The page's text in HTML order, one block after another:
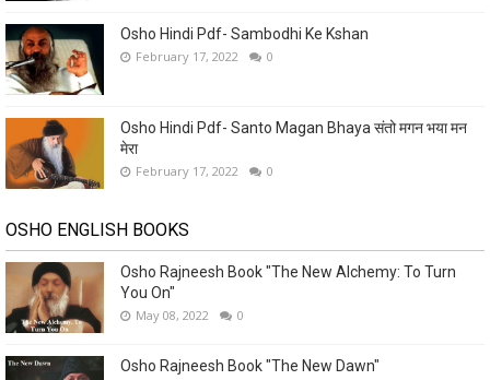
Osho Hindi Pdf- Sambodhi Ke Kshan
February 17, 2022 0
Osho Hindi Pdf- Santo Magan Bhaya संतो मगन भया मन
मेरा
February 17, 2022 0
OSHO ENGLISH BOOKS
Osho Rajneesh Book "The New Alchemy: To Turn
You On"
May 08, 2022 0
Osho Rajneesh Book "The New Dawn"